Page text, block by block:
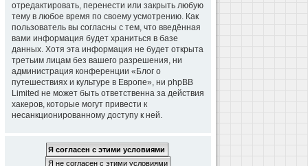
отредактировать, перенести или закрыть любую
тему в любое время по своему усмотрению. Как
пользователь вы согласны с тем, что введённая
вами информация будет храниться в базе
данных. Хотя эта информация не будет открыта
третьим лицам без вашего разрешения, ни
администрация конференции «Блог о
путешествиях и культуре в Европе», ни phpBB
Limited не может быть ответственна за действия
хакеров, которые могут привести к
несанкционированному доступу к ней.